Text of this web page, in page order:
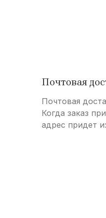
Почтовая
Почтовая
Когда заказ
адрес придет